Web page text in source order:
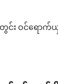
င်း ဝင်ရော